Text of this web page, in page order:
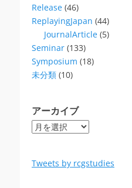
Release (46)
ReplayingJapan (44)
JournalArticle (5)
Seminar (133)
Symposium (18)
未分類 (10)
アーカイブ
ア
イ
Tweets by rcgstudies